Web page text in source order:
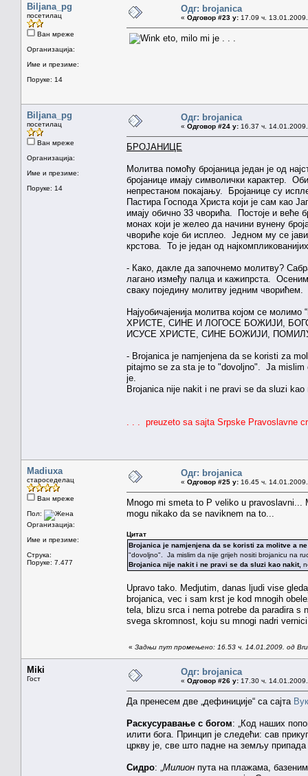
Biljana_pg
посетилац
Ван мреже
Организација:
Име и презиме:
Поруке: 14
Одг: brojanica
« Одговор #23 у: 17.09 ч.
eto, milo mi je . . .
Biljana_pg
посетилац
Ван мреже
Организација:
Име и презиме:
Поруке: 14
Одг: brojanica
« Одговор #24 у: 16.37 ч.
БРОЈАНИЦЕ
Молитва помоћу бројаница један је од
бројанице имају символички карактер.
непрестаном покајању. Бројанице су
Пастира Господа Христа који је сам као
имају обично 33 чворића. Постоје и веће
монах који је желео да начини вунену
чвориће које би исплео. Једном му се
крстова. То је један од
- Како, дакле да започнемо молитву?
лагано између палца и кажипрста.
сваку поједину молитву једним чворићем.
Најуобичајенија молитва којом се
ХРИСТЕ, СИНЕ И ЛОГОСЕ БОЖИЈИ,
ИСУСЕ ХРИСТЕ, СИНЕ БОЖИЈИ,
- Brojanica je namjenjena da se koristi za
pitajmo se za sta je to "dovoljno". Ja mislim
je.
Brojanica nije nakit i ne pravi se da sluzi
. . . preuzeto sa sajta Srpske Pravoslavne
Madiuxa
староседелац
Ван мреже
Пол:
Организација:
Име и презиме:
Струка:
Поруке: 7.477
Одг: brojanica
« Одговор #25 у: 16.45 ч.
Mnogo mi smeta to P veliko u
mogu nikako da se naviknem na to...
Цитат
Brojanica je namjenjena da se koristi za molitve a
"dovoljno". Ja mislim da nije grijeh nositi brojanicu na
Brojanica nije nakit i ne pravi se da sluzi kao nakit,
Upravo tako. Medjutim, danas ljudi vise
brojanica, vec i sam krst je kod mnogih
tela, blizu srca i nema potrebe da paradira
svega skromnost, koju su mnogi nadri
« Задњи пут промењено: 16.53 ч. 14.01.2009. од
Miki
Гост
Одг: brojanica
« Одговор #26 у: 17.30 ч.
Да пренесем две „дефиниције“ са сајта
Раскусуравање с богом: „Код наших
илити бога. Принцип је следећи: сав
цркву је, све што падне на земљу
Сидро: „ Милион пута на плажама,